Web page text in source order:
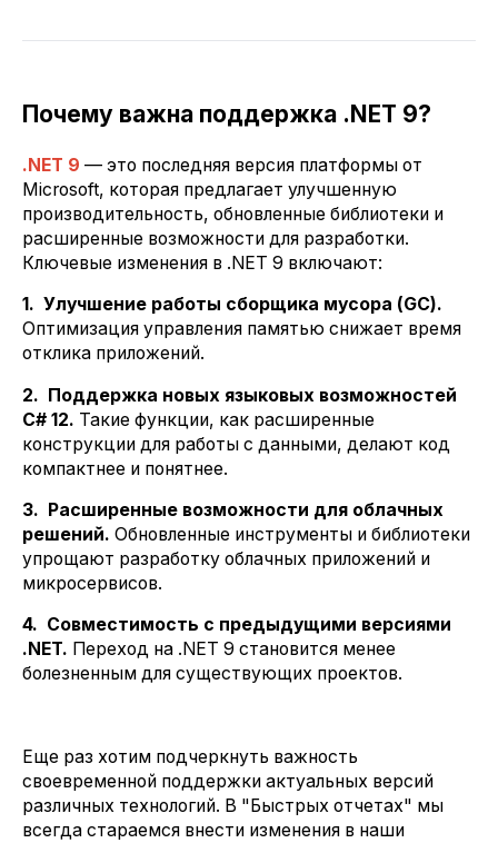
Почему важна поддержка .NET 9?
.NET 9 — это последняя версия платформы от
Microsoft, которая предлагает улучшенную
производительность, обновленные библиотеки и
расширенные возможности для разработки.
Ключевые изменения в .NET 9 включают:
1. Улучшение работы сборщика мусора (GC).
Оптимизация управления памятью снижает время
отклика приложений.
2. Поддержка новых языковых возможностей
C# 12. Такие функции, как расширенные
конструкции для работы с данными, делают код
компактнее и понятнее.
3. Расширенные возможности для облачных
решений. Обновленные инструменты и библиотеки
упрощают разработку облачных приложений и
микросервисов.
4. Совместимость с предыдущими версиями
.NET. Переход на .NET 9 становится менее
болезненным для существующих проектов.
Еще раз хотим подчеркнуть важность
своевременной поддержки актуальных версий
различных технологий. В "Быстрых отчетах" мы
всегда стараемся внести изменения в наши